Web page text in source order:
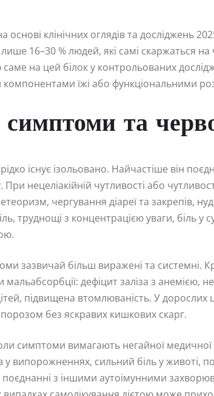
основі клінічних оглядів та досліджень
16–30 % людей, які самі скаржаться
на цей білок у контрольованих
компонентами їжі або функціональними
симптоми та
існує ізольовано. Найчастіше він
нецеліакійній чутливості або
чергування діареї та закрепів,
труднощі з концентрацією уваги, біль у
зазвичай більш виражені та
мальабсорбції: дефіцит заліза з анемією,
підвищена втомлюваність. У
без яскравих кишкових скарг.
симптоми вимагають негайної
випорожненнях, сильний біль у животі,
з іншими аутоімунними